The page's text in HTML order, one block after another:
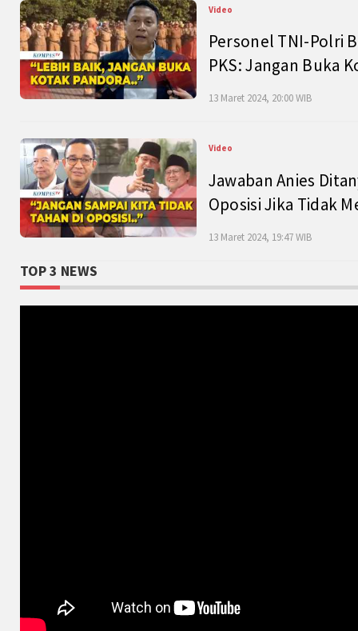
Video
Personel TNI-Polri
PKS: Jangan Buka
13 Maret 2024, 20:00 WIB
Video
Jawaban Anies
Oposisi Jika Tidak
13 Maret 2024, 19:47 WIB
TOP 3 NEWS